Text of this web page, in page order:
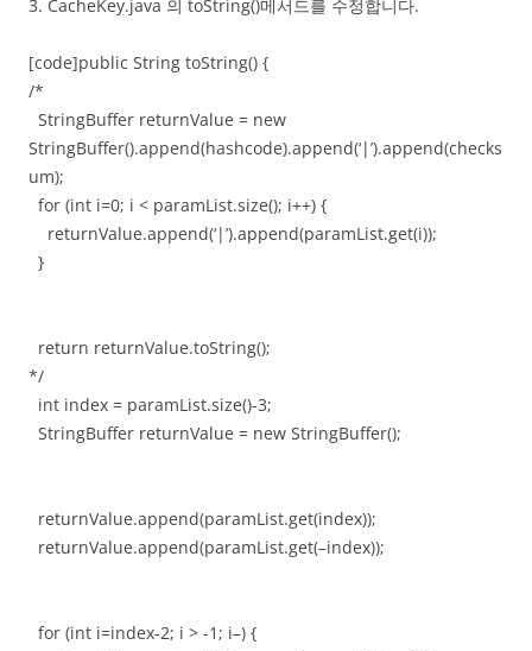
3. CacheKey.java 의 toString()메서드를 수정합니다.
[code]public String toString() {
/*
StringBuffer returnValue = new
StringBuffer().append(hashcode).append(‘|’).append(checks
um);
for (int i=0; i < paramList.size(); i++) {
returnValue.append(‘|’).append(paramList.get(i));
}
return returnValue.toString();
*/
int index = paramList.size()-3;
StringBuffer returnValue = new StringBuffer();
returnValue.append(paramList.get(index));
returnValue.append(paramList.get(–index));
for (int i=index-2; i > -1; i–) {